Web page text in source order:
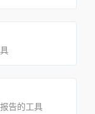
告的工具